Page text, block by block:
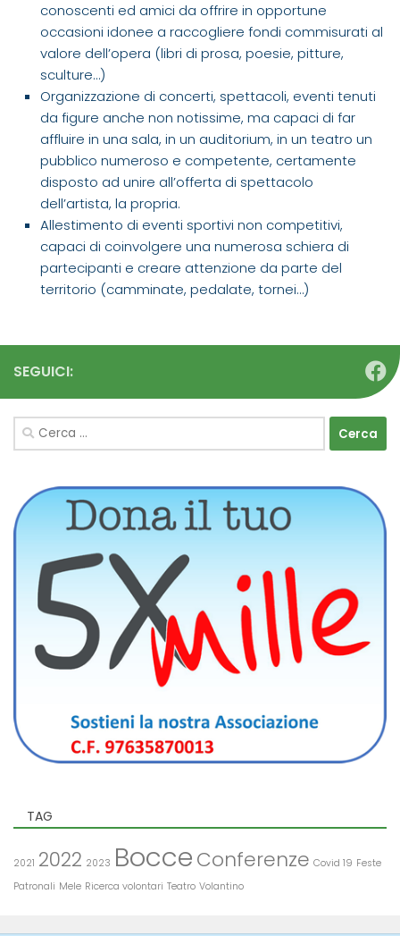
conoscenti ed amici da offrire in opportune
occasioni idonee a raccogliere fondi commisurati al
valore dell’opera (libri di prosa, poesie, pitture,
sculture…)
Organizzazione di concerti, spettacoli, eventi tenuti
da figure anche non notissime, ma capaci di far
affluire in una sala, in un auditorium, in un teatro un
pubblico numeroso e competente, certamente
disposto ad unire all’offerta di spettacolo
dell’artista, la propria.
Allestimento di eventi sportivi non competitivi,
capaci di coinvolgere una numerosa schiera di
partecipanti e creare attenzione da parte del
territorio (camminate, pedalate, tornei…)
SEGUICI:
Ricerca
per:
TAG
2021 2022 2023 BocceConferenze Covid 19 Feste
Patronali Mele Ricerca volontari Teatro Volantino